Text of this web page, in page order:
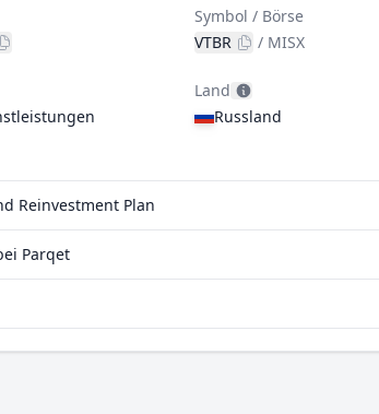
Symbol / Börse
VTBR
/ MISX
Land
Russland
Reinvestment Plan
Parqet